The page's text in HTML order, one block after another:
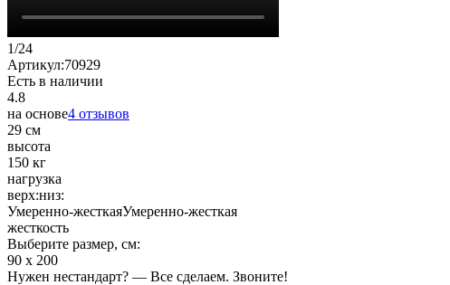
1/24
Артикул:70929
Есть в наличии
4.8
на основе4 отзывов
29 см
высота
150 кг
нагрузка
верх:низ:
Умеренно-жесткаяУмеренно-жесткая
жесткость
Выберите размер, см:
90 х 200
Нужен нестандарт? — Все сделаем. Звоните!